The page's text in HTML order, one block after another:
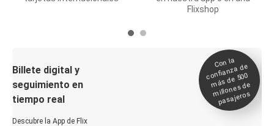
Flixshop
Billete digital y
seguimiento en
tiempo real
Descubre la App de Flix
Con la
confianza de
más de 500
millones de
pasajeros